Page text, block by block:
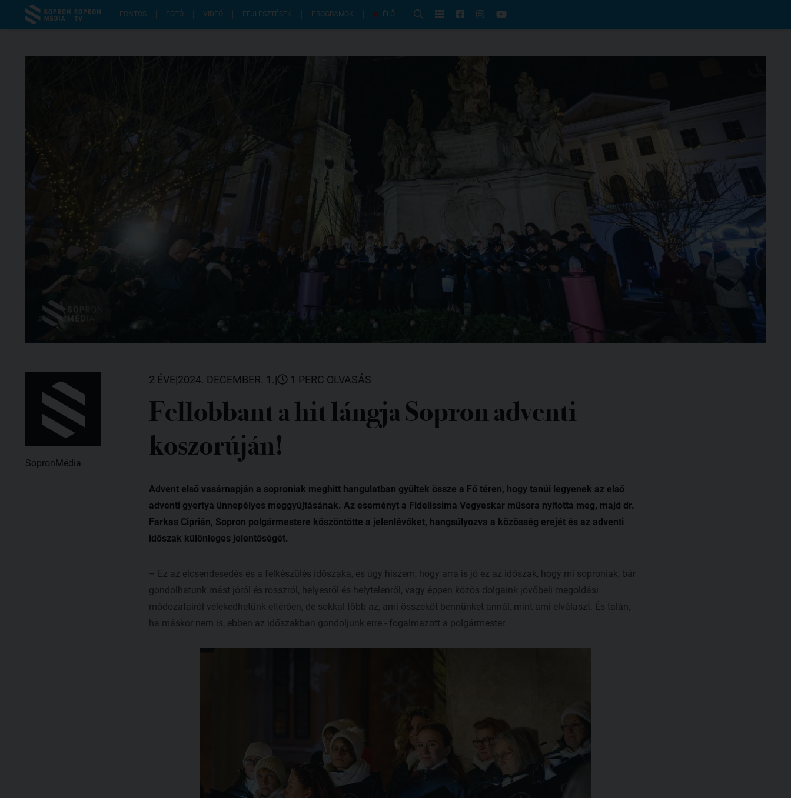
FONTOS FOTÓ VIDEÓ FEJLESZTÉSEK PROGRAMOK ÉLŐ
SopronMédia
2 ÉVE|2024. DECEMBER. 1.| 1 PERC OLVASÁS
Fellobbant a hit lángja Sopron adventi
koszorúján!
Advent első vasárnapján a soproniak meghitt hangulatban gyűltek össze a Fő téren, hogy tanúi legyenek az első
adventi gyertya ünnepélyes meggyújtásának. Az eseményt a Fidelissima Vegyeskar műsora nyitotta meg, majd dr.
Farkas Ciprián, Sopron polgármestere köszöntötte a jelenlévőket, hangsúlyozva a közösség erejét és az adventi
időszak különleges jelentőségét.
– Ez az elcsendesedés és a felkészülés időszaka, és úgy hiszem, hogy arra is jó ez az időszak, hogy mi soproniak, bár
gondolhatunk mást jóról és rosszról, helyesről és helytelenről, vagy éppen közös dolgaink jövőbeli megoldási
módozatairól vélekedhetünk eltérően, de sokkal több az, ami összeköt bennünket annál, mint ami elválaszt. És talán,
ha máskor nem is, ebben az időszakban gondoljunk erre - fogalmazott a polgármester.